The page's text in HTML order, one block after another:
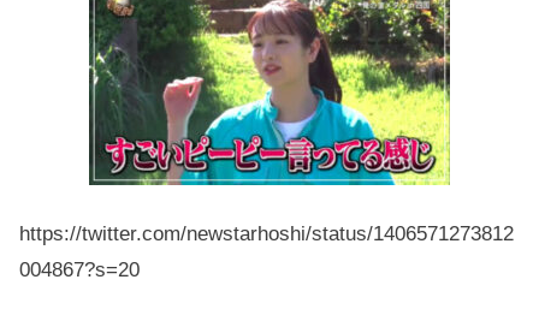
https://twitter.com/newstarhoshi/status/1406571273812
004867?s=20